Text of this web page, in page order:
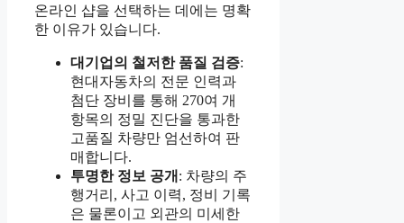
온라인 샵을 선택하는 데에는 명확
한 이유가 있습니다.
대기업의 철저한 품질 검증:
현대자동차의 전문 인력과
첨단 장비를 통해 270여 개
항목의 정밀 진단을 통과한
고품질 차량만 엄선하여 판
매합니다.
투명한 정보 공개 : 차량의 주
행거리, 사고 이력, 정비 기록
은 물론이고 외관의 미세한